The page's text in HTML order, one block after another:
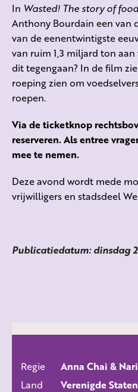
In Wasted! The story of
Anthony Bourdain een van
van de eenentwintigste
van ruim 1,3 miljard ton
dit tegengaan? In de film
roeping zien om
roepen.
Via de ticketknop
reserveren. Als entree
mee te nemen.
Deze avond wordt mede
vrijwilligers en stadsdeel
Publicatiedatum: dinsdag
ALLE
Regie
Anna Chai &
Land
Verenigde Staten